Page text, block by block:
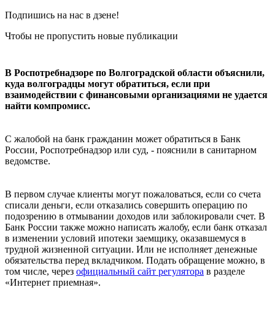
Подпишись на нас в дзене!
Чтобы не пропустить новые публикации
В Роспотребнадзоре по Волгоградской области объяснили,
куда волгоградцы могут обратиться, если при
взаимодействии с финансовыми организациями не удается
найти компромисс.
С жалобой на банк гражданин может обратиться в Банк
России, Роспотребнадзор или суд, - пояснили в санитарном
ведомстве.
В первом случае клиенты могут пожаловаться, если со счета
списали деньги, если отказались совершить операцию по
подозрению в отмывании доходов или заблокировали счет. В
Банк России также можно написать жалобу, если банк отказал
в изменении условий ипотеки заемщику, оказавшемуся в
трудной жизненной ситуации. Или не исполняет денежные
обязательства перед вкладчиком. Подать обращение можно, в
том числе, через официальный сайт регулятора в разделе
«Интернет приемная».